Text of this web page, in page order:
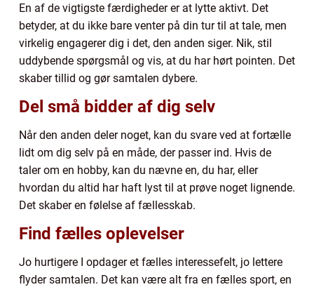
En af de vigtigste færdigheder er at lytte aktivt. Det
betyder, at du ikke bare venter på din tur til at tale, men
virkelig engagerer dig i det, den anden siger. Nik, stil
uddybende spørgsmål og vis, at du har hørt pointen. Det
skaber tillid og gør samtalen dybere.
Del små bidder af dig selv
Når den anden deler noget, kan du svare ved at fortælle
lidt om dig selv på en måde, der passer ind. Hvis de
taler om en hobby, kan du nævne en, du har, eller
hvordan du altid har haft lyst til at prøve noget lignende.
Det skaber en følelse af fællesskab.
Find fælles oplevelser
Jo hurtigere I opdager et fælles interessefelt, jo lettere
flyder samtalen. Det kan være alt fra en fælles sport, en